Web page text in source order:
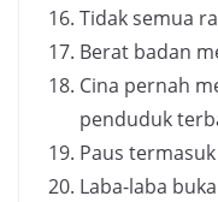
Tidak semua
Berat badan
Cina pernah
penduduk
Paus
Laba-laba